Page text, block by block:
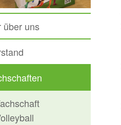
über uns